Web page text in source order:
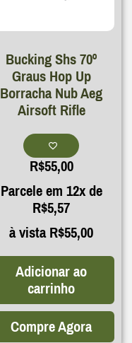
Bucking Shs 70º
Graus Hop Up
Borracha Nub Aeg
Airsoft Rifle
R$55,00
Parcele em 12x de
R$5,57
à vistaR$55,00
Adicionar ao
carrinho
Compre Agora